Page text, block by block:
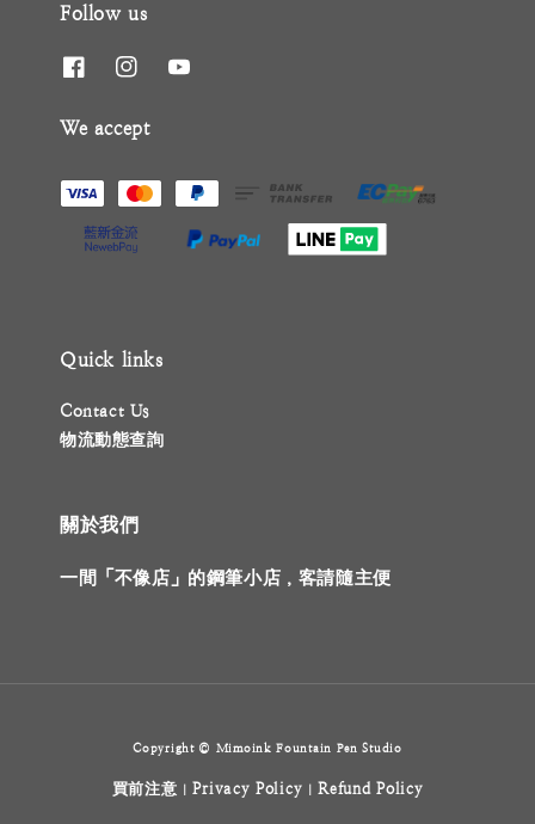
Follow us
We accept
Quick links
Contact Us
物流動態查詢
關於我們
一間「不像店」的鋼筆小店，客請隨主便
Copyright © Mimoink Fountain Pen Studio
買前注意 Privacy Policy Refund Policy